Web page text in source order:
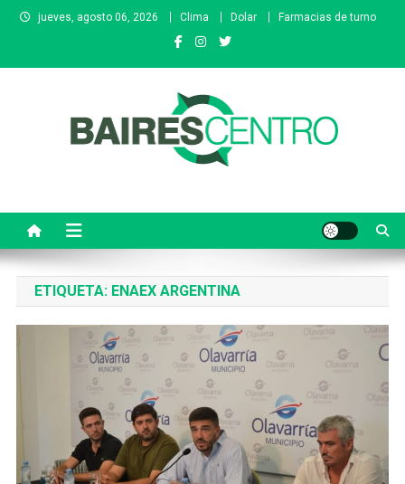
Saltar
jueves, agosto 06, 2026 Clima Dolar Farmacias de turno
ETIQUETA: ENAEX ARGENTINA